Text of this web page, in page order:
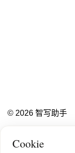
© 2026 智写助手
Cookie